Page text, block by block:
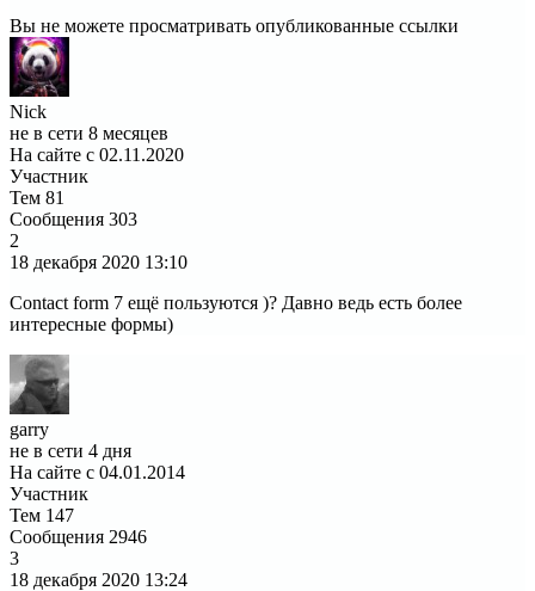
Вы не можете просматривать опубликованные ссылки
Nick
не в сети 8 месяцев
На сайте с 02.11.2020
Участник
Тем 81
Сообщения 303
2
18 декабря 2020 13:10
Contact form 7 ещё пользуются )? Давно ведь есть более
интересные формы)
garry
не в сети 4 дня
На сайте с 04.01.2014
Участник
Тем 147
Сообщения 2946
3
18 декабря 2020 13:24